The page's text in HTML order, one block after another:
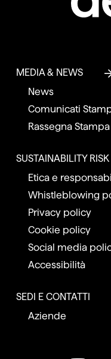
MEDIA & NEWS
News
Comunicati
Rassegna Stampa
SUSTAINABILITY
Etica e
Whistleblowing
Privacy policy
Cookie policy
Social media
Accessibilità
SEDI E CONTATTI
Aziende